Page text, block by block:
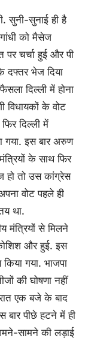
सुनी-सुनाई ही है
को मैसेज
पर चर्चा हुई और पी
दफ्तर भेज दिया
दिल्ली में होना
विधायकों के वोट
दिल्ली में
गया. इस बार अरुण
के साथ फिर
हो तो उस कांग्रेस
वोट पहले ही
था.
मंत्रियों से मिलने
और हुई. इस
गया. भाजपा
की घोषणा नहीं
एक बजे के बाद
बार पीछे हटने में ही
सामने की लड़ाई